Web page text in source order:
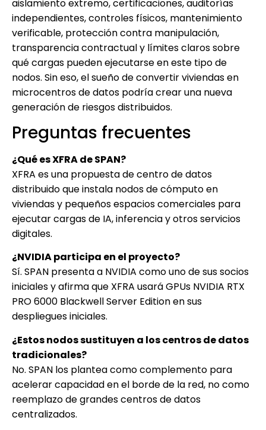
aislamiento extremo, certificaciones, auditorías
independientes, controles físicos, mantenimiento
verificable, protección contra manipulación,
transparencia contractual y límites claros sobre
qué cargas pueden ejecutarse en este tipo de
nodos. Sin eso, el sueño de convertir viviendas en
microcentros de datos podría crear una nueva
generación de riesgos distribuidos.
Preguntas frecuentes
¿Qué es XFRA de SPAN?
XFRA es una propuesta de centro de datos
distribuido que instala nodos de cómputo en
viviendas y pequeños espacios comerciales para
ejecutar cargas de IA, inferencia y otros servicios
digitales.
¿NVIDIA participa en el proyecto?
Sí. SPAN presenta a NVIDIA como uno de sus socios
iniciales y afirma que XFRA usará GPUs NVIDIA RTX
PRO 6000 Blackwell Server Edition en sus
despliegues iniciales.
¿Estos nodos sustituyen a los centros de datos
tradicionales?
No. SPAN los plantea como complemento para
acelerar capacidad en el borde de la red, no como
reemplazo de grandes centros de datos
centralizados.